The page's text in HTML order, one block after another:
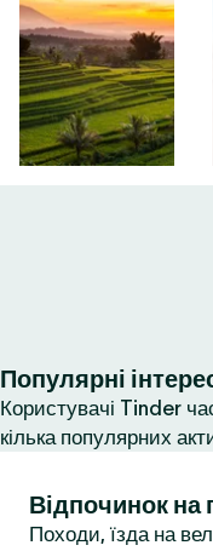
Популярні
Користувачі Tinder
кілька популярних
Відпочинок на
Походи, їзда на